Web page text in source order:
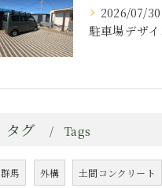
2026/07/30
駐車場デザイ
タグ Tags
群馬 外構 土間コンクリート